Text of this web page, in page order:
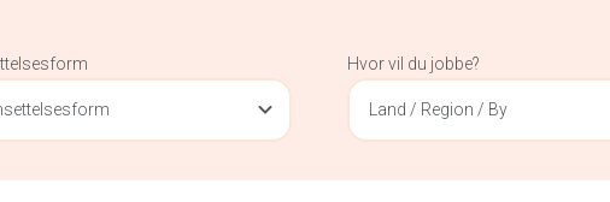
Hvor vil du jobbe?
Land / Region / By